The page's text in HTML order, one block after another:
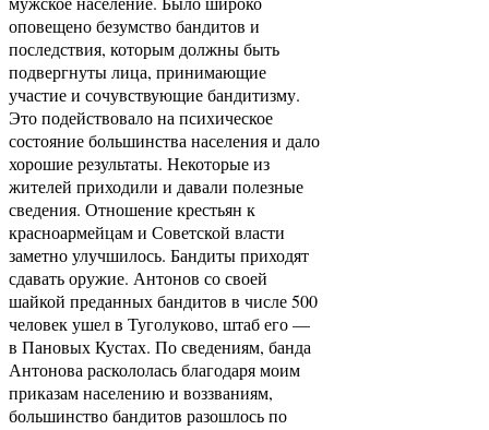
оповещено безумство бандитов и
последствия, которым должны быть
подвергнуты лица, принимающие
участие и сочувствующие бандитизму.
Это подействовало на психическое
состояние большинства населения и дало
хорошие результаты. Некоторые из
жителей приходили и давали полезные
сведения. Отношение крестьян к
красноармейцам и Советской власти
заметно улучшилось. Бандиты приходят
сдавать оружие. Антонов со своей
шайкой преданных бандитов в числе 500
человек ушел в Туголуково, штаб его —
в Пановых Кустах. По сведениям, банда
Антонова раскололась благодаря моим
приказам населению и воззваниям,
большинство бандитов разошлось по